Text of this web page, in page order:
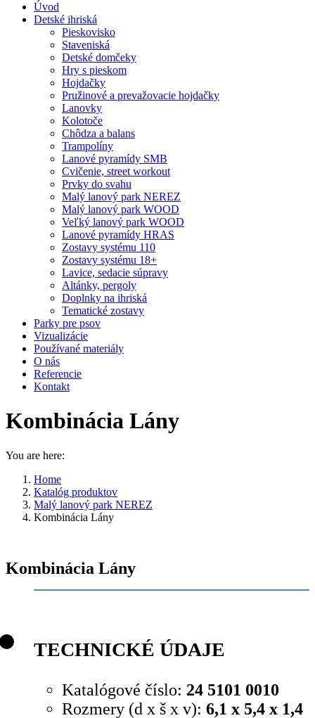
Úvod
Detské ihriská
Pieskovisko
Staveniská
Detské domčeky
Hry s pieskom
Hojdačky
Pružinové a prevažovacie hojdačky
Lanovky
Kolotoče
Chôdza a balans
Trampolíny
Lanové pyramídy SMB
Cvičenie, street workout
Prvky do svahu
Malý lanový park NEREZ
Malý lanový park WOOD
Veľký lanový park WOOD
Lanové pyramídy HRAS
Zostavy systému 110
Zostavy systému 18+
Lavice, sedacie súpravy
Altánky, pergoly
Doplnky na ihriská
Tematické zostavy
Parky pre psov
Vizualizácie
Používané materiály
O nás
Referencie
Kontakt
Kombinácia Lány
You are here:
Home
Katalóg produktov
Malý lanový park NEREZ
Kombinácia Lány
Kombinácia Lány
TECHNICKÉ ÚDAJE
Katalógové číslo: 24 5101 0010
Rozmery (d x š x v): 6,1 x 5,4 x 1,4